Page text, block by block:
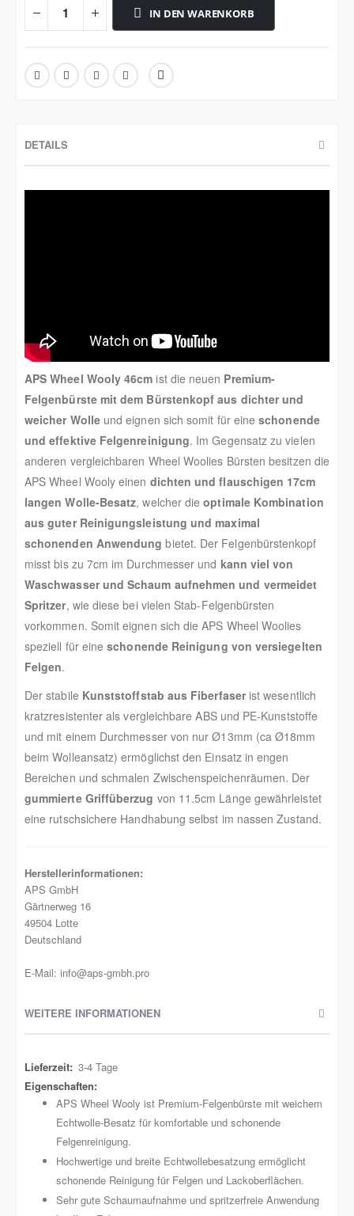
IN DEN WARENKORB
DETAILS
APS Wheel Wooly 46cm ist die neuen Premium-
Felgenbürste mit dem Bürstenkopf aus dichter und
weicher Wolleund eignen sich somit für eineschonende
und effektive Felgenreinigung. Im Gegensatz zu vielen
anderen vergleichbaren Wheel Woolies Bürsten besitzen die
APS Wheel Wooly einen dichten und flauschigen 17cm
langen Wolle-Besatz, welcher dieoptimale Kombination
aus guter Reinigungsleistung und maximal
schonenden Anwendung bietet. Der Felgenbürstenkopf
misst bis zu 7cm im Durchmesser und kann viel von
Waschwasser und Schaum aufnehmen und vermeidet
Spritzer, wie diese bei vielen Stab-Felgenbürsten
vorkommen. Somit eignen sich die APS Wheel Woolies
speziell für eineschonende Reinigung von versiegelten
Felgen.
Der stabile Kunststoffstab aus Fiberfaserist wesentlich
kratzresistenter als vergleichbare ABS und PE-Kunststoffe
und mit einem Durchmesser von nur Ø13mm (ca Ø18mm
beim Wolleansatz) ermöglichst den Einsatz in engen
Bereichen und schmalen Zwischenspeichenräumen. Der
gummierte Griffüberzug von 11.5cm Länge gewährleistet
eine rutschsichere Handhabung selbst im nassen Zustand.
Herstellerinformationen:
APS GmbH
Gärtnerweg 16
49504 Lotte
Deutschland
E-Mail: info@aps-gmbh.pro
WEITERE INFORMATIONEN
Weitere
Informationen
3-4 Tage
APS Wheel Wooly ist Premium-Felgenbürste mit weichem
Echtwolle-Besatz für komfortable und schonende
Felgenreinigung.
Hochwertige und breite Echtwollebesatzung ermöglicht
schonende Reinigung für Felgen und Lackoberflächen.
Sehr gute Schaumaufnahme und spritzerfreie Anwendung